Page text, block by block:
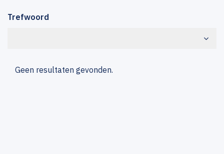
Trefwoord
Geen resultaten gevonden.